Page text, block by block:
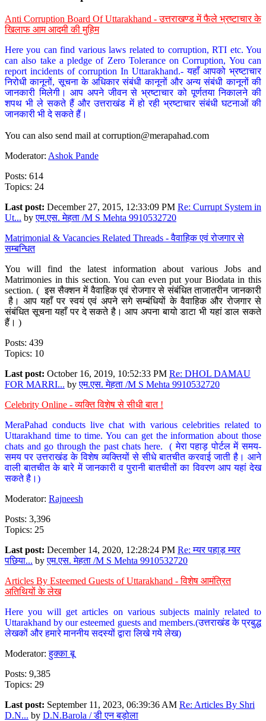
Anti Corruption Board Of Uttarakhand - उत्तराखण्ड में फैले भ्रष्टाचार के
खिलाफ आम आदमी की मुहिम
Here you can find various laws related to corruption, RTI etc. You
can also take a pledge of Zero Tolerance on Corruption, You can
report incidents of corruption In Uttarakhand.- यहाँ आपको भ्रष्टाचार
निरोधी कानूनों, सूचना के अधिकार संबंधी कानूनों और अन्य संबंधी कानूनों की
जानकारी मिलेगी। आप अपने जीवन से भ्रष्टाचार को पूर्णतया निकालने की
शपथ भी ले सकते हैं और उत्तराखंड में हो रही भ्रष्टाचार संबंधी घटनाओं की
जानकारी भी दे सकते हैं।
You can also send mail at corruption@merapahad.com
Moderator: Ashok Pande
Posts: 614
Topics: 24
Last post: December 27, 2015, 12:33:09 PM Re: Currupt System in
Ut... byएम.एस. मेहता /M S Mehta 9910532720
Matrimonial & Vacancies Related Threads - वैवाहिक एवं रोजगार से
सम्बन्धित
You will find the latest information about various Jobs and
Matrimonies in this section. You can even put your Biodata in this
section. ( इस सैक्शन में वैवाहिक एवं रोजगार से संबंधित ताजातरीन जानकारी
है। आप यहाँ पर स्वयं एवं अपने सगे सम्बंधियों के वैवाहिक और रोजगार से
संबंधित सूचना यहाँ पर दे सकते है। आप अपना बायो डाटा भी यहां डाल सकते
हैं। )
Posts: 439
Topics: 10
Last post: October 16, 2019, 10:52:33 PM Re: DHOL DAMAU
FOR MARRI... byएम.एस. मेहता /M S Mehta 9910532720
Celebrity Online - व्यक्ति विशेष से सीधी बात !
MeraPahad conducts live chat with various celebrities related to
Uttarakhand time to time. You can get the information about those
chats and go through the past chats here. ( मेरा पहाड़ पोर्टल में समय-
समय पर उत्तराखंड के विशेष व्यक्तियों से सीधे बातचीत करवाई जाती है। आने
वाली बातचीत के बारे में जानकारी व पुरानी बातचीतों का विवरण आप यहां देख
सकते है।)
Moderator: Rajneesh
Posts: 3,396
Topics: 25
Last post: December 14, 2020, 12:28:24 PM Re: म्यर पहाड़ म्यर
पछिया... byएम.एस. मेहता /M S Mehta 9910532720
Articles By Esteemed Guests of Uttarakhand - विशेष आमंत्रित
अतिथियों के लेख
Here you will get articles on various subjects mainly related to
Uttarakhand by our esteemed guests and members.(उत्तराखंड के प्रबुद्ध
लेखकों और हमारे माननीय सदस्यों द्वारा लिखे गये लेख)
Moderator:हुक्का बू
Posts: 9,385
Topics: 29
Last post: September 11, 2023, 06:39:36 AM Re: Articles By Shri
D.N... by D.N.Barola / डी एन बड़ोला